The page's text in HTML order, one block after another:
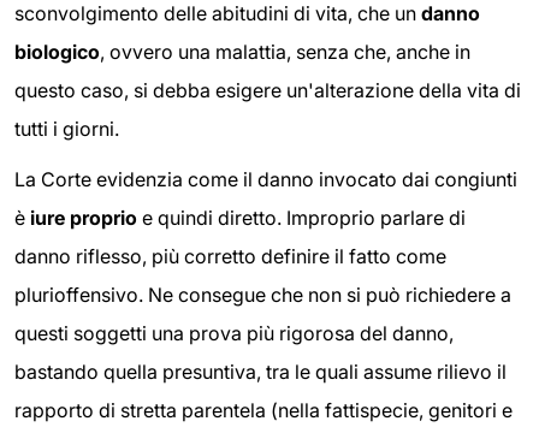
sconvolgimento delle abitudini di vita, che un danno
biologico, ovvero una malattia, senza che, anche in
questo caso, si debba esigere un'alterazione della vita di
tutti i giorni.
La Corte evidenzia come il danno invocato dai congiunti
è iure proprio e quindi diretto. Improprio parlare di
danno riflesso, più corretto definire il fatto come
plurioffensivo. Ne consegue che non si può richiedere a
questi soggetti una prova più rigorosa del danno,
bastando quella presuntiva, tra le quali assume rilievo il
rapporto di stretta parentela (nella fattispecie, genitori e